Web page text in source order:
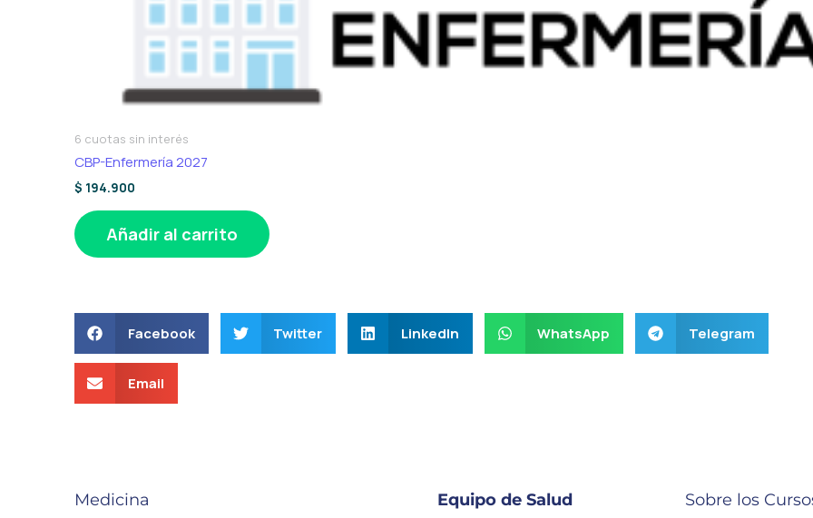
6 cuotas sin interés
CBP-Enfermería 2027
$ 194.900
Añadir al carrito
Facebook Twitter LinkedIn WhatsApp Telegram
Email
Medicina Equipo de Salud Sobre los